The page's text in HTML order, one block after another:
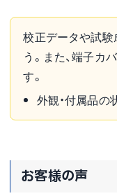
校正データや試
う。また、端子カ
す。
外観・付属品
お客様の声